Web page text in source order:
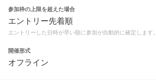
参加枠の上限を超えた場合
エントリー先着順
エントリーした日時が早い順に参加が自動的に確定します。
開催形式
オフライン